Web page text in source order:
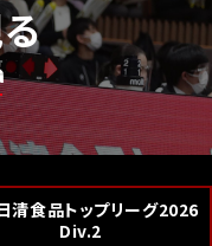
清食品トップリーグ2026
Div.2